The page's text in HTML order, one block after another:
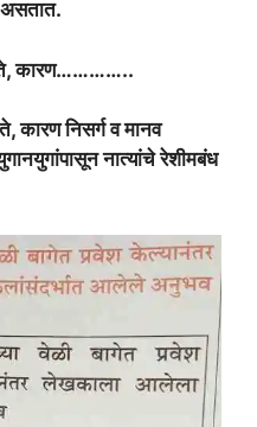
कारण…………..
कारण निसर्ग व मानव
नात्यांचे रेशीमबंध